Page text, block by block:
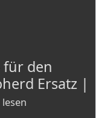
für den
Ersatz |
lesen